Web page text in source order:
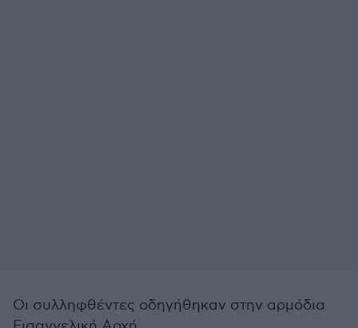
Οι συλληφθέντες οδηγήθηκαν στην αρμόδια